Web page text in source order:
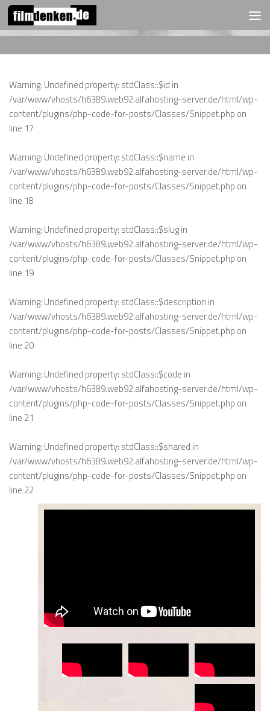
Zum Inhalt springenFOLGEN:
Warning: Undefined property: stdClass::$id in
/var/www/vhosts/h6389.web92.alfahosting-server.de/html/wp-
content/plugins/php-code-for-posts/Classes/Snippet.php on
line 17
Warning: Undefined property: stdClass::$name in
/var/www/vhosts/h6389.web92.alfahosting-server.de/html/wp-
content/plugins/php-code-for-posts/Classes/Snippet.php on
line 18
Warning: Undefined property: stdClass::$slug in
/var/www/vhosts/h6389.web92.alfahosting-server.de/html/wp-
content/plugins/php-code-for-posts/Classes/Snippet.php on
line 19
Warning: Undefined property: stdClass::$description in
/var/www/vhosts/h6389.web92.alfahosting-server.de/html/wp-
content/plugins/php-code-for-posts/Classes/Snippet.php on
line 20
Warning: Undefined property: stdClass::$code in
/var/www/vhosts/h6389.web92.alfahosting-server.de/html/wp-
content/plugins/php-code-for-posts/Classes/Snippet.php on
line 21
Warning: Undefined property: stdClass::$shared in
/var/www/vhosts/h6389.web92.alfahosting-server.de/html/wp-
content/plugins/php-code-for-posts/Classes/Snippet.php on
line 22